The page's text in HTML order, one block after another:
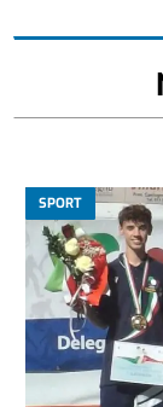
SPORT